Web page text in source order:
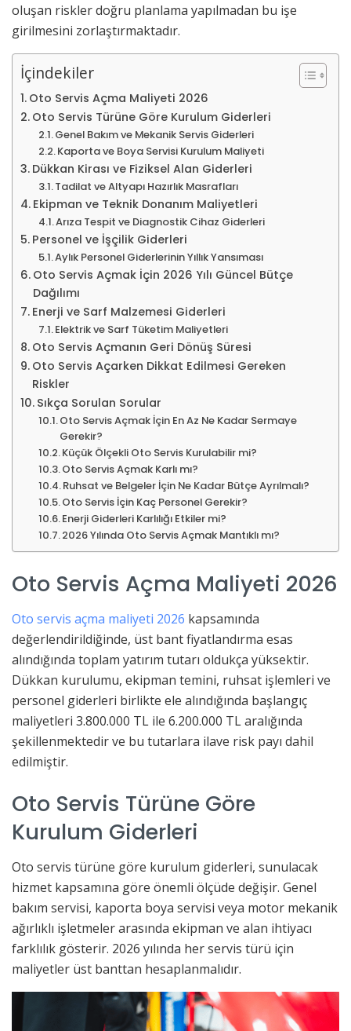
oluşan riskler doğru planlama yapılmadan bu işe
girilmesini zorlaştırmaktadır.
İçindekiler
Oto Servis Açma Maliyeti 2026
Oto Servis Türüne Göre Kurulum Giderleri
Genel Bakım ve Mekanik Servis Giderleri
Kaporta ve Boya Servisi Kurulum Maliyeti
Dükkan Kirası ve Fiziksel Alan Giderleri
Tadilat ve Altyapı Hazırlık Masrafları
Ekipman ve Teknik Donanım Maliyetleri
Arıza Tespit ve Diagnostik Cihaz Giderleri
Personel ve İşçilik Giderleri
Aylık Personel Giderlerinin Yıllık Yansıması
Oto Servis Açmak İçin 2026 Yılı Güncel Bütçe
Dağılımı
Enerji ve Sarf Malzemesi Giderleri
Elektrik ve Sarf Tüketim Maliyetleri
Oto Servis Açmanın Geri Dönüş Süresi
Oto Servis Açarken Dikkat Edilmesi Gereken
Riskler
Sıkça Sorulan Sorular
Oto Servis Açmak İçin En Az Ne Kadar Sermaye
Gerekir?
Küçük Ölçekli Oto Servis Kurulabilir mi?
Oto Servis Açmak Karlı mı?
Ruhsat ve Belgeler İçin Ne Kadar Bütçe Ayrılmalı?
Oto Servis İçin Kaç Personel Gerekir?
Enerji Giderleri Karlılığı Etkiler mi?
2026 Yılında Oto Servis Açmak Mantıklı mı?
Oto Servis Açma Maliyeti 2026
Oto servis açma maliyeti 2026 kapsamında
değerlendirildiğinde, üst bant fiyatlandırma esas
alındığında toplam yatırım tutarı oldukça yüksektir.
Dükkan kurulumu, ekipman temini, ruhsat işlemleri ve
personel giderleri birlikte ele alındığında başlangıç
maliyetleri 3.800.000 TL ile 6.200.000 TL aralığında
şekillenmektedir ve bu tutarlara ilave risk payı dahil
edilmiştir.
Oto Servis Türüne Göre
Kurulum Giderleri
Oto servis türüne göre kurulum giderleri, sunulacak
hizmet kapsamına göre önemli ölçüde değişir. Genel
bakım servisi, kaporta boya servisi veya motor mekanik
ağırlıklı işletmeler arasında ekipman ve alan ihtiyacı
farklılık gösterir. 2026 yılında her servis türü için
maliyetler üst banttan hesaplanmalıdır.